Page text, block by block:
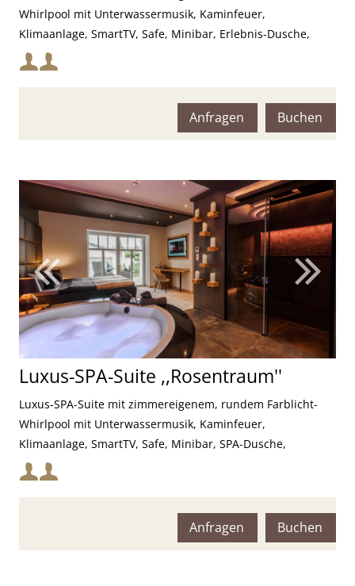
Whirlpool mit Unterwassermusik, Kaminfeuer,
Klimaanlage, SmartTV, Safe, Minibar, Erlebnis-Dusche,
Farblichttherapie und finnischer Sauna mit Kneipp-Fußbad
Mindestbelegung:
Buchen
Anfragen
Luxus-SPA-Suite ,,Rosentraum''
Luxus-SPA-Suite mit zimmereigenem, rundem Farblicht-
Whirlpool mit Unterwassermusik, Kaminfeuer,
Klimaanlage, SmartTV, Safe, Minibar, SPA-Dusche,
Farblichttherapie und Infrarot-Sauna
Mindestbelegung:
Buchen
Anfragen